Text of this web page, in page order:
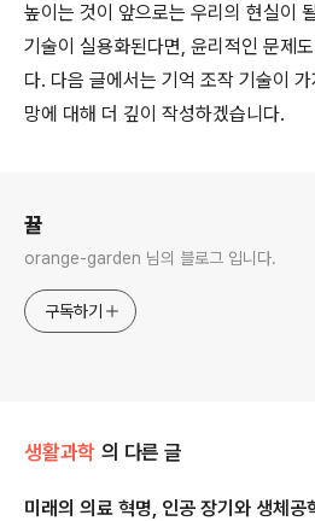
높이는 것이 앞으로는 우리의 현실이
기술이 실용화된다면, 윤리적인 문제
다. 다음 글에서는 기억 조작 기술이
망에 대해 더 깊이 작성하겠습니다.
뀰
orange-garden 님의 블로그 입니다.
구독하기
생활과학 의 다른 글
미래의 의료 혁명, 인공 장기와 생체공